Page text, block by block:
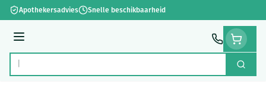
Ga naar de inhoud
Apothekersadvies Snelle beschikbaarheid
Menu
Product, merk, categorie... Zoek